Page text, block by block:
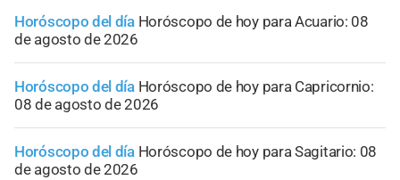
Horóscopo del día Horóscopo de hoy para Acuario: 08
de agosto de 2026
Horóscopo del día Horóscopo de hoy para Capricornio:
08 de agosto de 2026
Horóscopo del día Horóscopo de hoy para Sagitario: 08
de agosto de 2026